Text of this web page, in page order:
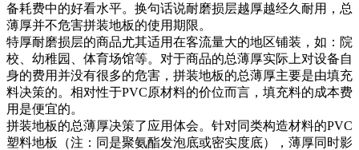
备耗费中的好看水平。换句话说耐磨损层越厚越经久耐用，总
薄厚并不危害拼装地板的使用期限。
特厚耐磨损层的商品尤其适用在客流量大的地区铺装，如：院
校、幼稚园、体育场馆等。对于商品的总薄厚实际上对设备自
身的费用并没有很多的危害，拼装地板的总薄厚主要是由填充
料决策的。相对性于PVC原材料的价位而言，填充料的成本费
用是便宜的。
拼装地板的总薄厚决策了应用体会。针对同类构造材料的PVC
塑料地板（注：同是聚氨酯发泡底或密实度底），薄厚同时影